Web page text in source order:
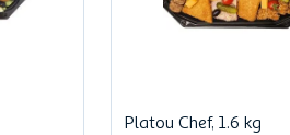
Platou Chef, 1.6 kg